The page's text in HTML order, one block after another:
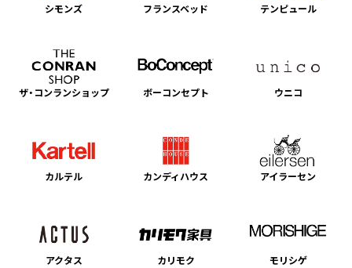
シモンズ フランスベッド テンピュール
ザ・コンランショップ ボーコンセプト ウニコ
カルテル カンディハウス アイラーセン
アクタス カリモク モリシゲ